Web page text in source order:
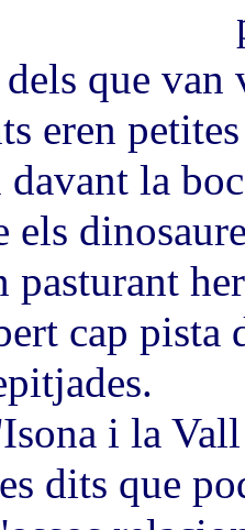
que van
eren
la
els
pasturant
cap pista
i la
dits que